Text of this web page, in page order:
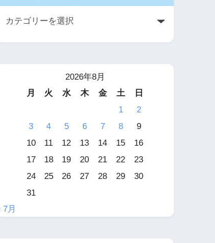
2026年8月
月
火 水 木 金 土
日
1
2
3
4 5 6 7 8
9
10
11 12 13 14 15
16
17
18 19 20 21 22
23
24
25 26 27 28 29
30
31
7月